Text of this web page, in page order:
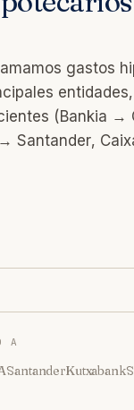
gastos
(Bankia →
Santander,
A
SantanderKutxabank